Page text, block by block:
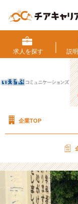
求人を探す 説
企業TOP